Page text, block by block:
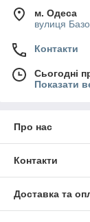
м. Одеса
вулиця
Контакти
Сьогодні
Показати
Про нас
Контакти
Доставка та